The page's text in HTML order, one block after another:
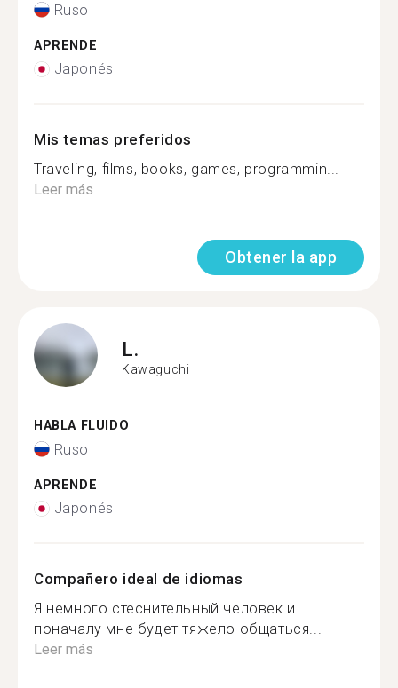
Ruso
APRENDE
Japonés
Mis temas preferidos
Traveling, films, books, games, programmin...
Leer más
Obtener la app
L.
Kawaguchi
HABLA FLUIDO
Ruso
APRENDE
Japonés
Compañero ideal de idiomas
Я немного стеснительный человек и
поначалу мне будет тяжело общаться...
Leer más